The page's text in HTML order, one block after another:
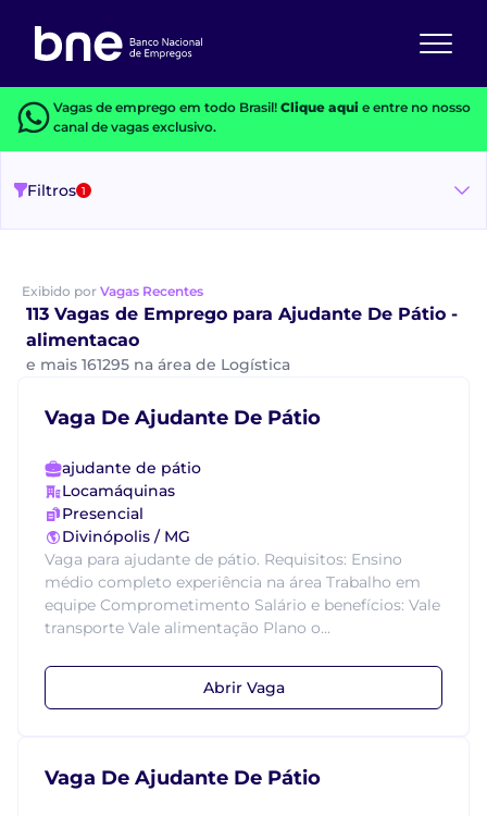
Vagas de emprego em todo Brasil! Clique aquie entre no nosso
canal de vagas exclusivo.
Filtros 1
Exibido por Vagas Recentes
113 Vagas de Emprego para Ajudante De Pátio -
alimentacao
e mais 161295 na área de Logística
Vaga De Ajudante De Pátio
ajudante de pátio
Locamáquinas
Presencial
Divinópolis / MG
Vaga para ajudante de pátio. Requisitos: Ensino
médio completo experiência na área Trabalho em
equipe Comprometimento Salário e benefícios: Vale
transporte Vale alimentação Plano o...
Abrir Vaga
Vaga De Ajudante De Pátio